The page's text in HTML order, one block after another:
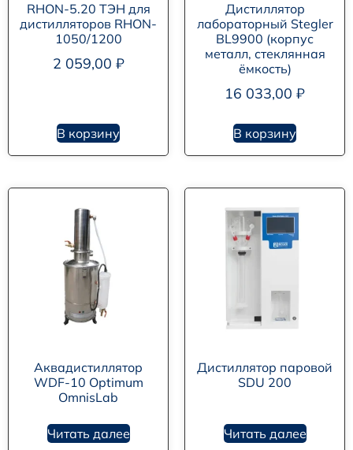
RHON-5.20 ТЭН для
дистилляторов RHON-
1050/1200
2 059,00 ₽
В корзину
Дистиллятор
лабораторный Stegler
BL9900 (корпус
металл, стеклянная
ёмкость)
16 033,00 ₽
В корзину
Аквадистиллятор
WDF-10 Optimum
OmnisLab
Читать далее
Дистиллятор паровой
SDU 200
Читать далее